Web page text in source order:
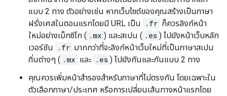
แบบ 2 ทาง ตัวอย่างเช่น หากเว็บไซต์ของคุณสร้างเป็นภาษา
ฝรั่งเศสในตอนแรกโดยมี URL เป็น
.fr ก็ควรลิงก์หน้า
ใหม่อย่างเม็กซิโก ( .mx ) และสเปน ( .es ) ไปยังหน้าเว็บหลัก
เวอร์ชัน
.fr มากกว่าที่จะลิงก์หน้าเว็บใหม่ที่เป็นภาษาสเปน
ถิ่นต่างๆ ( .mx และ .es ) ไปยังกันและกันแบบ 2 ทาง
คุณควรเพิ่มหน้าสำรองสำหรับภาษาที่ไม่ตรงกัน โดยเฉพาะใน
ตัวเลือกภาษา/ประเทศ หรือการเปลี่ยนเส้นทางหน้าแรกโดย